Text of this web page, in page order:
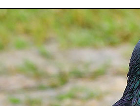
ضرب المثل
شعر فارسی
زندگینامه‌ی بزرگان
گفتاورد